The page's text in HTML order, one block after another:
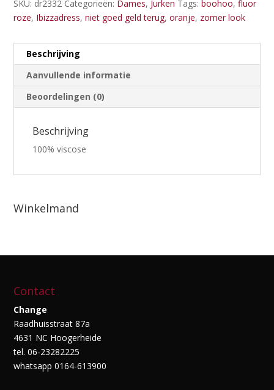
SKU: dr2332 Categorieën: Dames, Jurken Tags:boohoo,fluor
roze, Ibizzadress,niet goed geld terug,oranje, zomer look
Beschrijving
Aanvullende informatie
Beoordelingen (0)
Beschrijving
100% viscose
Winkelmand
Contact
Change
Raadhuisstraat 87a
4631 NC Hoogerheide
tel. 06-23282225
whatsapp 0164-613900